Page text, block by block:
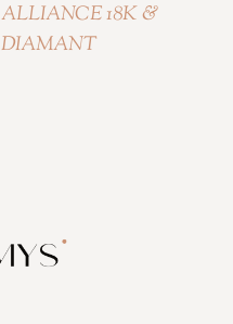
ALLIANCE 18K &
DIAMANT